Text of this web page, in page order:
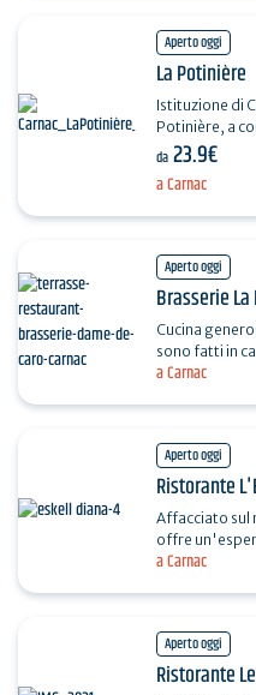
Aperto oggi
a Carnac
La Potinière
Istituzione di
Potinière, a
accogliervi in
da 23.9€
Aperto oggi
a Carnac
Brasserie
Cucina
sono fatti in
piatti
Aperto oggi
a Carnac
Ristorante
Affacciato sul
offre
Aperto oggi
Ristorante